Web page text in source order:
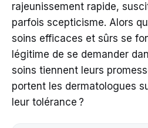
rajeunissement rapide,
parfois scepticisme. Alors
soins efficaces et sûrs se
légitime de se demander
soins tiennent leurs
portent les dermatologues
leur tolérance ?